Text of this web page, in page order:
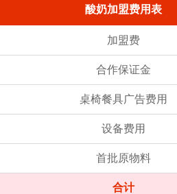
酸奶加盟费用表
加盟费
合作保证金
桌椅餐具广告费用
设备费用
首批原物料
合计